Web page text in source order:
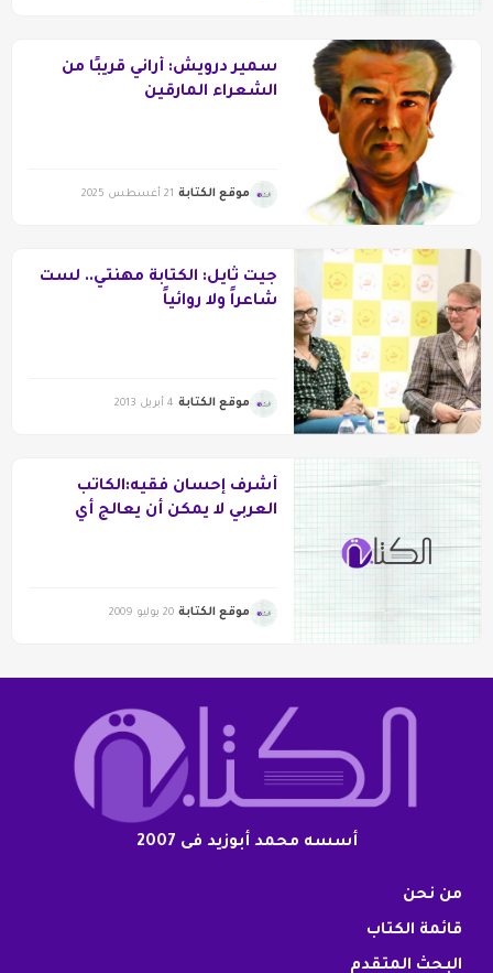
سمير درويش: أراني قريبًا من
الشعراء المارقين
موقع الكتابة 21 أغسطس 2025
جيت ثايل: الكتابة مهنتي.. لست
شاعراً ولا روائياً
موقع الكتابة 4 أبريل 2013
أشرف إحسان فقيه:الكاتب
العربي لا يمكن أن يعالج أي
موقع الكتابة 20 يوليو 2009
أسسه محمد أبوزيد فى 2007
من نحن
قائمة الكتاب
البحث المتقدم